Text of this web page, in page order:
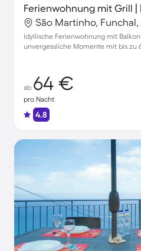
São Martinho,
Idyllische Ferienwohnung mit
unvergessliche Momente mit bis zu
ab 64 €
pro Nacht
4.8